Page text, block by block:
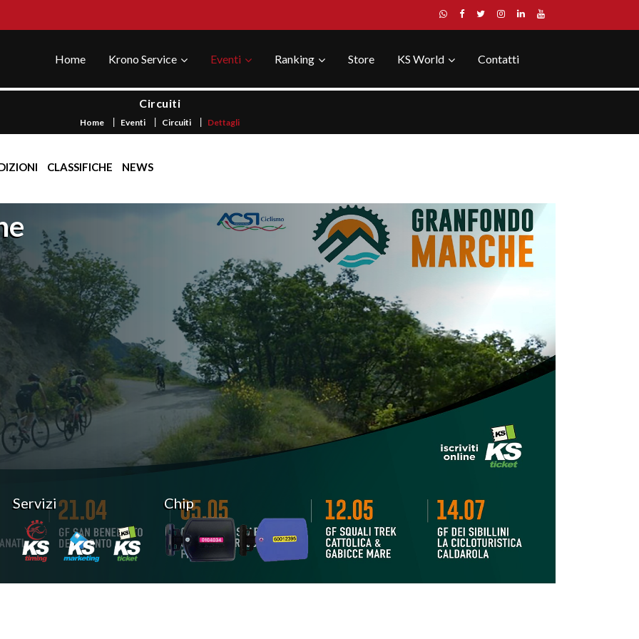
Home Krono Service Eventi Ranking Store KS World Contatti
Circuiti
Home Eventi Circuiti Dettagli
CLASSIFICHE NEWS
Servizi Chip